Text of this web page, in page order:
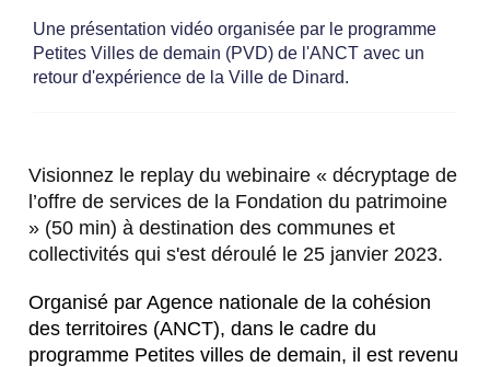
Une présentation vidéo organisée par le programme
Petites Villes de demain (PVD) de l'ANCT avec un
retour d'expérience de la Ville de Dinard.
Visionnez le replay du webinaire « décryptage de
l’offre de services de la Fondation du patrimoine
» (50 min) à destination des communes et
collectivités qui s'est déroulé le 25 janvier 2023.
Organisé par Agence nationale de la cohésion
des territoires (ANCT), dans le cadre du
programme Petites villes de demain, il est revenu